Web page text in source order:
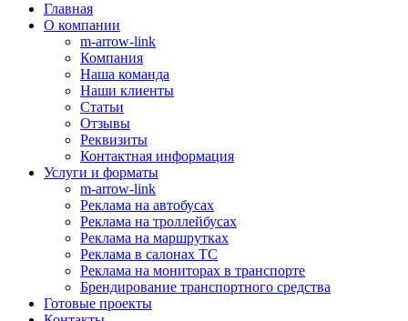
Главная
О компании
m-arrow-link
Компания
Наша команда
Наши клиенты
Статьи
Отзывы
Реквизиты
Контактная информация
Услуги и форматы
m-arrow-link
Реклама на автобусах
Реклама на троллейбусах
Реклама на маршрутках
Реклама в салонах ТС
Реклама на мониторах в транспорте
Брендирование транспортного средства
Готовые проекты